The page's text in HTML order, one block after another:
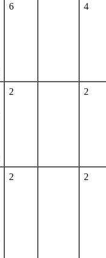
6 4
2 2
2 2